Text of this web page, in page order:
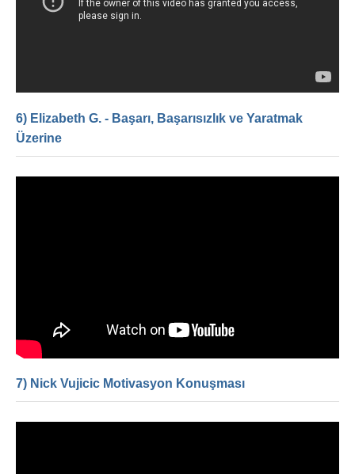
6) Elizabeth G. - Başarı, Başarısızlık ve Yaratmak
Üzerine
7) Nick Vujicic Motivasyon Konuşması